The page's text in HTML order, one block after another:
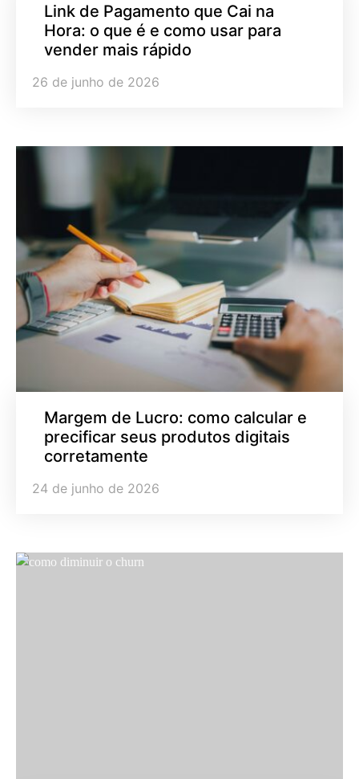
Link de Pagamento que Cai na
Hora: o que é e como usar para
vender mais rápido
26 de junho de 2026
Margem de Lucro: como calcular e
precificar seus produtos digitais
corretamente
24 de junho de 2026